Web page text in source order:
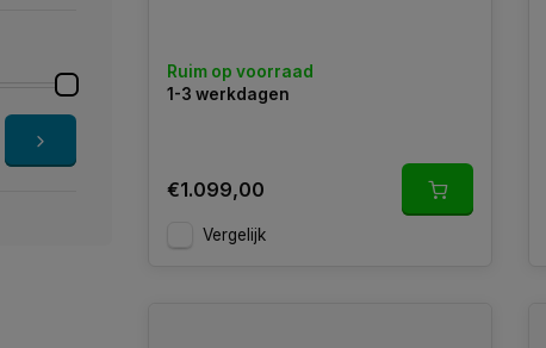
Ruim op voorraad
1-3 werkdagen
€1.099,00
Vergelijk